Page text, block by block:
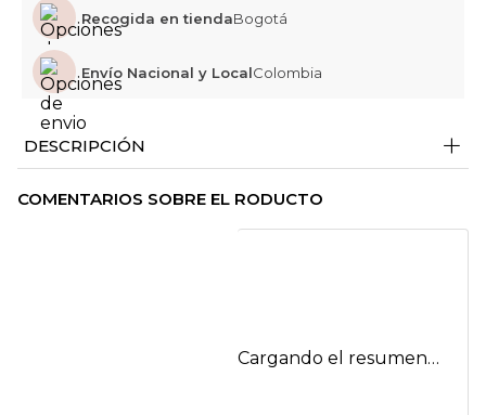
Recogida en tiendaBogotá
Envío Nacional y LocalColombia
DESCRIPCIÓN +
COMENTARIOS SOBRE EL RODUCTO
Cargando el resumen…